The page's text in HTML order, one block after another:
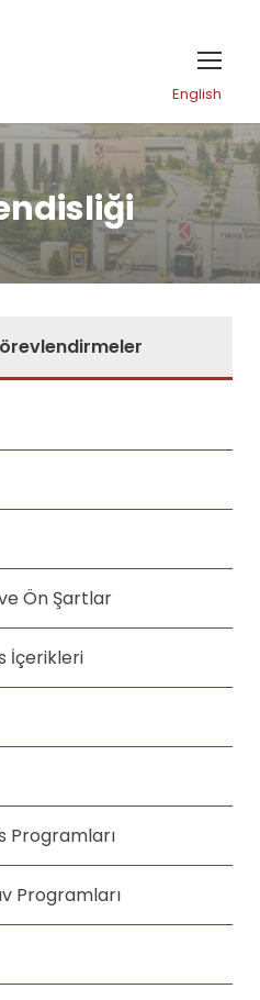
English
Ön Şartlar
İçerikleri
Programları
Programları